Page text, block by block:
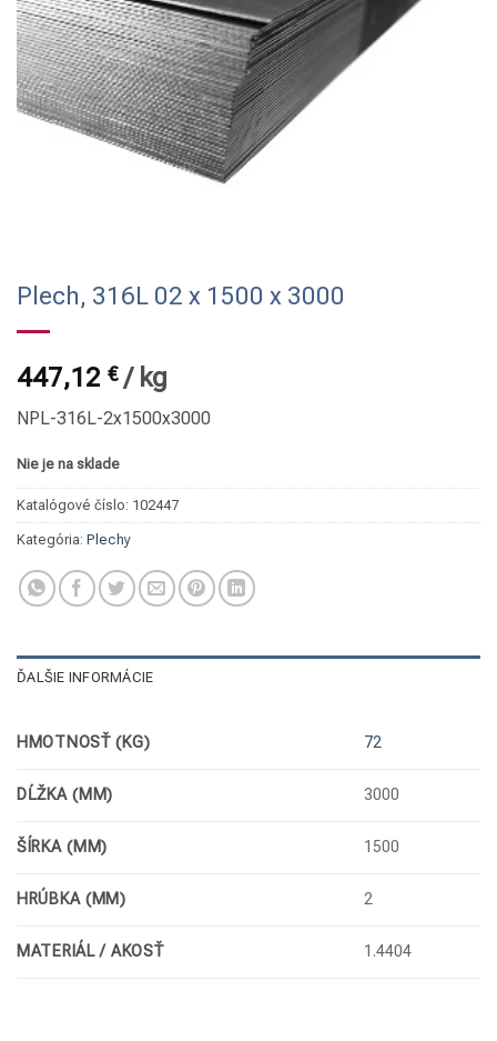
Plech, 316L 02 x 1500 x 3000
447,12 €/ kg
NPL-316L-2x1500x3000
Nie je na sklade
Katalógové číslo: 102447
Kategória: Plechy
ĎALŠIE INFORMÁCIE
HMOTNOSŤ (KG) 72
DĹŽKA (MM) 3000
ŠÍRKA (MM) 1500
HRÚBKA (MM) 2
MATERIÁL / AKOSŤ 1.4404